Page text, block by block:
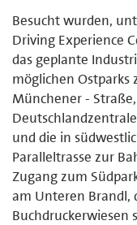
Besucht wurden,
Driving Experience
das geplante
möglichen Ostparks
Münchener -
und die in
Paralleltrasse zur
Zugang zum
am Unteren Brandl,
Buchdruckerwiesen